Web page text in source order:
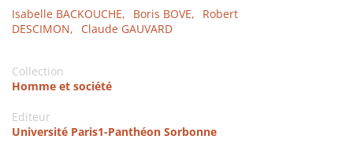
Isabelle BACKOUCHE, Boris BOVE,
Robert
DESCIMON,
Claude GAUVARD
Collection
Homme et société
Editeur
Université Paris1-Panthéon Sorbonne